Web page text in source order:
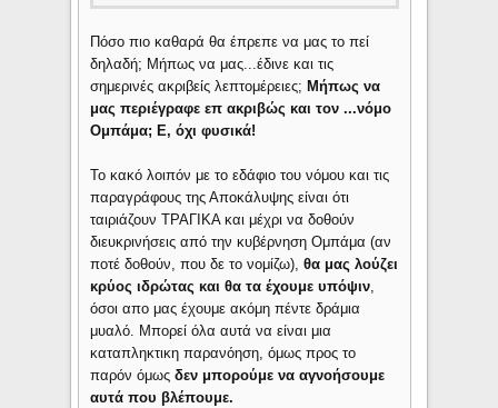
Πόσο πιο καθαρά θα έπρεπε να μας το πεί
δηλαδή; Μήπως να μας...έδινε και τις
σημερινές ακριβείς λεπτομέρειες; Μήπως να
μας περιέγραφε επ ακριβώς και τον ...νόμο
Ομπάμα; Ε, όχι φυσικά!
Το κακό λοιπόν με το εδάφιο του νόμου και τις
παραγράφους της Αποκάλυψης είναι ότι
ταιριάζουν ΤΡΑΓΙΚΑ και μέχρι να δοθούν
διευκρινήσεις από την κυβέρνηση Ομπάμα (αν
ποτέ δοθούν, που δε το νομίζω),θα μας λούζει
κρύος ιδρώτας και θα τα έχουμε υπόψιν,
όσοι απο μας έχουμε ακόμη πέντε δράμια
μυαλό. Μπορεί όλα αυτά να είναι μια
καταπληκτικη παρανόηση, όμως προς το
παρόν όμωςδεν μπορούμε να αγνοήσουμε
αυτά που βλέπουμε.